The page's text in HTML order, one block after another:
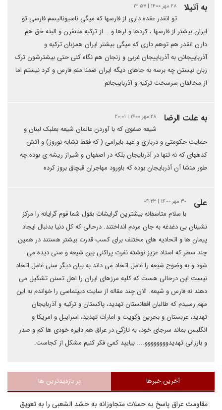
به آتیلا ۲۸ مهر ۱۴۰۰ | ۱۳:۵۷
تو انقدر عقده داری از فارسها که میگی ناسیونالیسم فارسی تو
ایران بیشتر از فارسها ، کردها و لرها و ...از ترکیه متنفرن و البته حق هم
دارن انقدر هم توهم داری که میگی بیشتر ایران همزبان ترکیه و
آذرباییجانن به آذرباییجان غربی و زنجان هم نگاه کنی حتی بیشترشون ترک
زبان نیستن چه برسه به جاهای دیگه ایران ضمنا منم فارس و کرد نیستم اما
از مخالفان سرسخت ترکیه و آذرباییجانم
به علت الرضا ۲۸ مهر ۱۴۰۰ | ۲۰:۰۱
شیعه صفوی که با آوردن عالمان شیعه بعلبک لبنان و
حمایت حکومتی و درباری و عید بایرامی ( که فقط تشابه نوروز) و آتش
کدههای که نه تنها در آذربایجان بلکه در اصفهان و شیراز ریشه ی بوده چه
طور منشا آن آذربایجان بوده که باورود مهاجران قبچاق بروز کرده
علی ۳۰ مهر ۱۴۰۰ | ۰۴:۲۳
با سلام متاسفانه بیشترین گرایشات بقول شما قوم گرایانه را مرکز
نشینان بی دغدغه به جان مردم انداختند. درحالی که کل دنیا بدنبال ایجاد
پیمان ها و اتحادیه های مختلف برای کسب قدرت بیشتر هستند در همین
چند سطر که استاد عزیز نوشته نفرت پراکنی بین شیعه و سنی دیده می
شود و به وضوح شیعه را عامل اتحاد می داند به بیان دیگر سنی عامل اتحاد
نیست این درحالی هست که کلیه مرزهای ایران را اهل تسنن تشکیل می
دهند نه فارس و شیعه. الان چند مقاله از سایت دیپلماسی را خواندم به این
مهم رسیدم که طالبان افغانستان تهدید، پاکستان و ترکیه و آذربایجان
تهدید، عربستان و بحرین وکویت و امارات تهدید، اسراییل و امریکا و
انگلبس بماند سرجای خود، به تازگی در عراق هم دایره خودی ها کم و صدر
و بارزانی تهدیدوووووووو.... بیایید کمی فکر کنیم مشکل از کجاست.
آخرین خبرها پر بازدیدترین ها
مقاومت عراق پاسخ به حملات متجاوزانه به حشد الشعبی را به تعویق